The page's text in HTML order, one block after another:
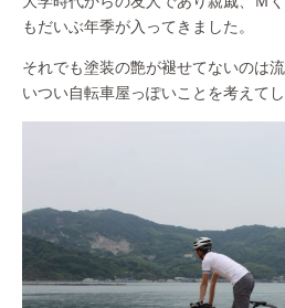
もだいぶ年季が入ってきました。
それでも塗装の艶が褪せてないのは
いつい自転車屋っぽいことを考えてし